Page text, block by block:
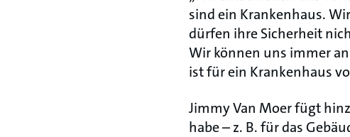
sind ein Krankenhaus.
dürfen ihre Sicherheit
Wir können uns immer
ist für ein Krankenhaus
Jimmy Van Moer fügt
habe – z. B. für das